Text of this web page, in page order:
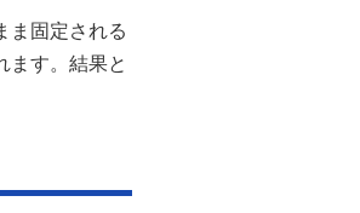
ま固定される
ます。結果と